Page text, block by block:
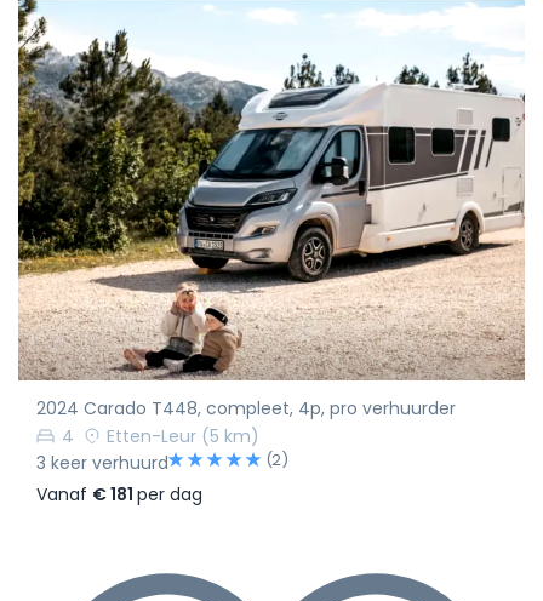
2024 Carado T448, compleet, 4p, pro verhuurder
4
Etten-Leur (5 km)
3 keer verhuurd
(2)
Vanaf € 181 per dag